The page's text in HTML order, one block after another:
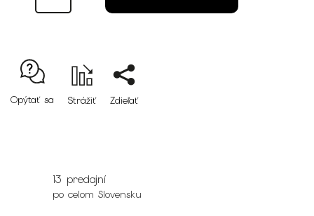
Opýtať sa Strážiť Zdieľať
13 predajní
po celom Slovensku